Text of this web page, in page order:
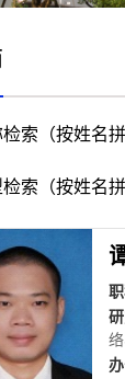
索（按姓名拼
索（按姓名拼
职
研
办